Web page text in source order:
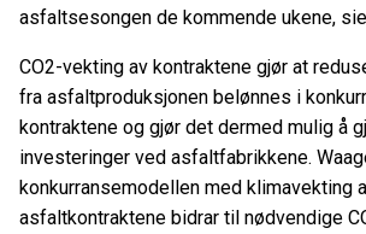
asfaltsesongen de kommende ukene,
CO2-vekting av kontraktene gjør at
fra asfaltproduksjonen belønnes i
kontraktene og gjør det dermed mulig å
investeringer ved asfaltfabrikkene.
konkurransemodellen med klimavekting
asfaltkontraktene bidrar til nødvendige